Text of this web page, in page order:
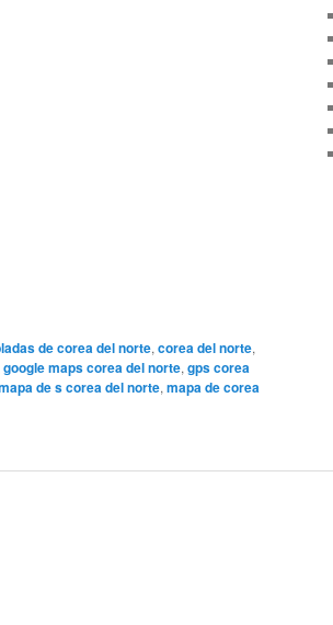
de corea del norte, corea del norte,
google maps corea del norte, gps corea
de s corea del norte, mapa de corea